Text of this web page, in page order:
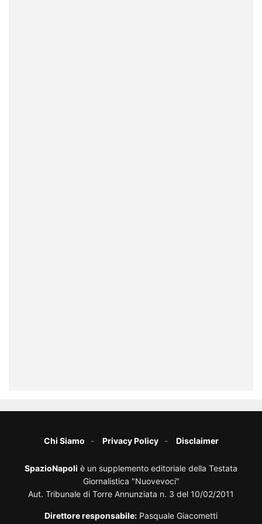
Chi Siamo Privacy Policy Disclaimer
SpazioNapoli è un supplemento editoriale della Testata
Giornalistica "Nuovevoci"
Aut. Tribunale di Torre Annunziata n. 3 del 10/02/2011
Direttore responsabile: Pasquale Giacometti